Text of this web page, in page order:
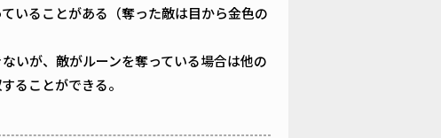
いることがある（奪った敵は目から金色の
いが、敵がルーンを奪っている場合は他の
ることができる。